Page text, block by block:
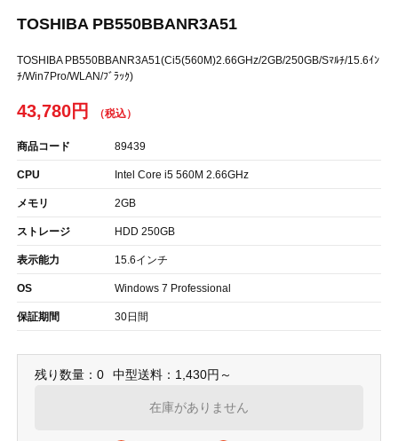
TOSHIBA PB550BBANR3A51
TOSHIBA PB550BBANR3A51(Ci5(560M)2.66GHz/2GB/250GB/Sﾏﾙﾁ/15.6ｲﾝ
ﾁ/Win7Pro/WLAN/ﾌﾞﾗｯｸ)
43,780円
商品コード 89439
CPU Intel Core i5 560M 2.66GHz
メモリ 2GB
ストレージ HDD 250GB
表示能力 15.6インチ
OS Windows 7 Professional
保証期間 30日間
残り数量：0 中型送料：1,430円～
在庫がありません